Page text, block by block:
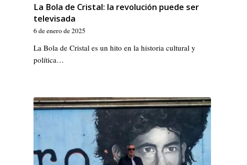
La Bola de Cristal: la revolución puede ser
televisada
6 de enero de 2025
La Bola de Cristal es un hito en la historia cultural y
política…